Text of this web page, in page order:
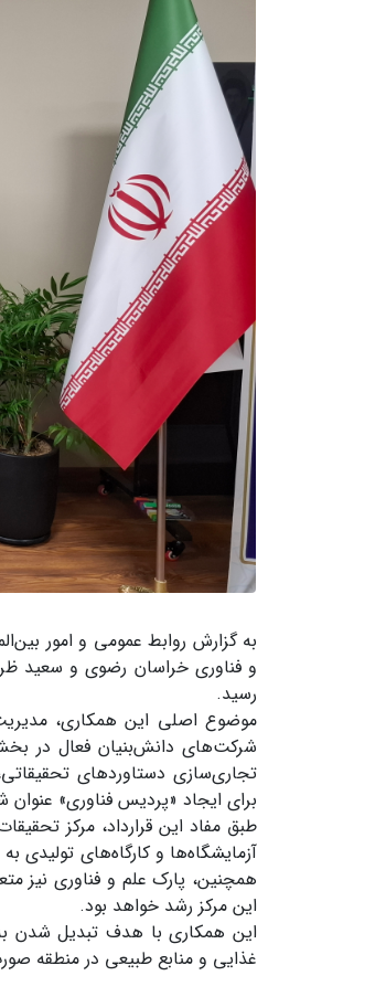
به گزارش روابط عمومی و امور
و فناوری خراسان رضوی و سعید
رسید.
موضوع اصلی این همکاری،
شرکت‌های دانش‌بنیان فعال در
تجاری‌سازی دستاوردهای
برای ایجاد «پردیس فناوری»
آزمایشگاه‌ها و کارگاه‌های تولیدی
همچنین، پارک علم و فناوری نیز
این مرکز رشد خواهد بود.
این همکاری با هدف تبدیل شدن
غذایی و منابع طبیعی در منطقه